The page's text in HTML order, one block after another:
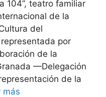
104”, teatro familiar
de la
del
por
de la
—Delegación
de la
más